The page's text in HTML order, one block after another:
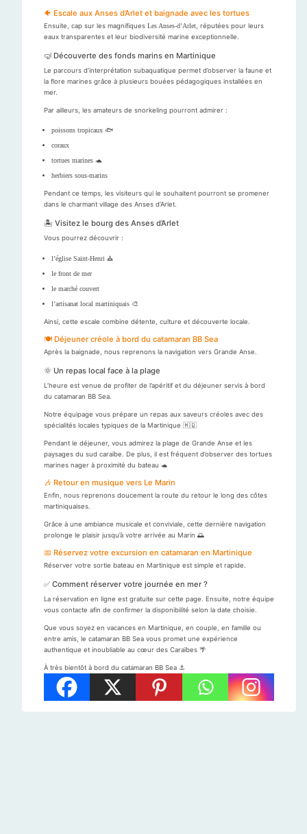
🐠 Escale aux Anses d’Arlet et baignade avec les tortues
Ensuite, cap sur les magnifiques Les Anses-d’Arlet , réputées pour leurs
eaux transparentes et leur biodiversité marine exceptionnelle.
🤿 Découverte des fonds marins en Martinique
Le parcours d’interprétation subaquatique permet d’observer la faune et
la flore marines grâce à plusieurs bouées pédagogiques installées en
mer.
Par ailleurs, les amateurs de snorkeling pourront admirer :
poissons tropicaux 🐟
coraux
tortues marines 🐢
herbiers sous-marins
Pendant ce temps, les visiteurs qui le souhaitent pourront se promener
dans le charmant village des Anses d’Arlet.
🏝️ Visitez le bourg des Anses d’Arlet
Vous pourrez découvrir :
l’église Saint-Henri ⛪
le front de mer
le marché couvert
l’artisanat local martiniquais 🎨
Ainsi, cette escale combine détente, culture et découverte locale.
🍽️ Déjeuner créole à bord du catamaran BB Sea
Après la baignade, nous reprenons la navigation vers Grande Anse.
🌞 Un repas local face à la plage
L’heure est venue de profiter de l’apéritif et du déjeuner servis à bord
du catamaran BB Sea.
Notre équipage vous prépare un repas aux saveurs créoles avec des
spécialités locales typiques de la Martinique 🇲🇶
Pendant le déjeuner, vous admirez la plage de Grande Anse et les
paysages du sud caraïbe. De plus, il est fréquent d’observer des tortues
marines nager à proximité du bateau 🐢
🎶 Retour en musique vers Le Marin
Enfin, nous reprenons doucement la route du retour le long des côtes
martiniquaises.
Grâce à une ambiance musicale et conviviale, cette dernière navigation
prolonge le plaisir jusqu’à votre arrivée au Marin 🌅
📅 Réservez votre excursion en catamaran en Martinique
Réserver votre sortie bateau en Martinique est simple et rapide.
✅ Comment réserver votre journée en mer ?
La réservation en ligne est gratuite sur cette page. Ensuite, notre équipe
vous contacte afin de confirmer la disponibilité selon la date choisie.
Que vous soyez en vacances en Martinique, en couple, en famille ou
entre amis, le catamaran BB Sea vous promet une expérience
authentique et inoubliable au cœur des Caraïbes 🌴
À très bientôt à bord du catamaran BB Sea ⚓